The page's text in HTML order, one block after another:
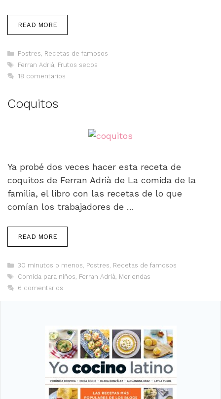
READ MORE
Categorías
Postres, Recetas de famosos
Etiquetas
Ferran Adrià, Frutos secos
18 comentarios
Coquitos
Ya probé dos veces hacer esta receta de
coquitos de Ferran Adrià de La comida de la
familia, el libro con las recetas de lo que
comían los trabajadores de …
READ MORE
Categorías
30 minutos o menos, Postres, Recetas de famosos
Etiquetas
Comida para niños, Ferran Adrià, Meriendas
6 comentarios